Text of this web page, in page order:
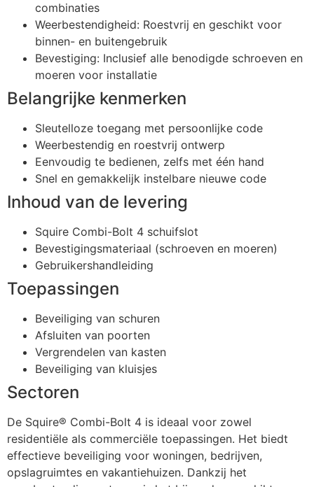
combinaties
Weerbestendigheid: Roestvrij en geschikt voor
binnen- en buitengebruik
Bevestiging: Inclusief alle benodigde schroeven en
moeren voor installatie
Belangrijke kenmerken
Sleutelloze toegang met persoonlijke code
Weerbestendig en roestvrij ontwerp
Eenvoudig te bedienen, zelfs met één hand
Snel en gemakkelijk instelbare nieuwe code
Inhoud van de levering
Squire Combi-Bolt 4 schuifslot
Bevestigingsmateriaal (schroeven en moeren)
Gebruikershandleiding
Toepassingen
Beveiliging van schuren
Afsluiten van poorten
Vergrendelen van kasten
Beveiliging van kluisjes
Sectoren
De Squire® Combi-Bolt 4 is ideaal voor zowel
residentiële als commerciële toepassingen. Het biedt
effectieve beveiliging voor woningen, bedrijven,
opslagruimtes en vakantiehuizen. Dankzij het